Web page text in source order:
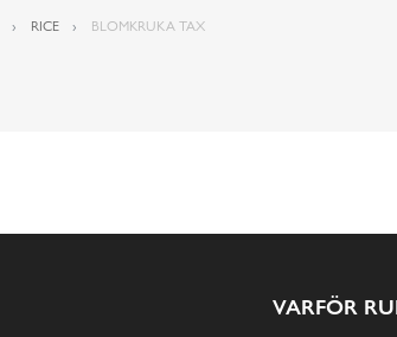
RICE BLOMKRUKA TAX
VARFÖR